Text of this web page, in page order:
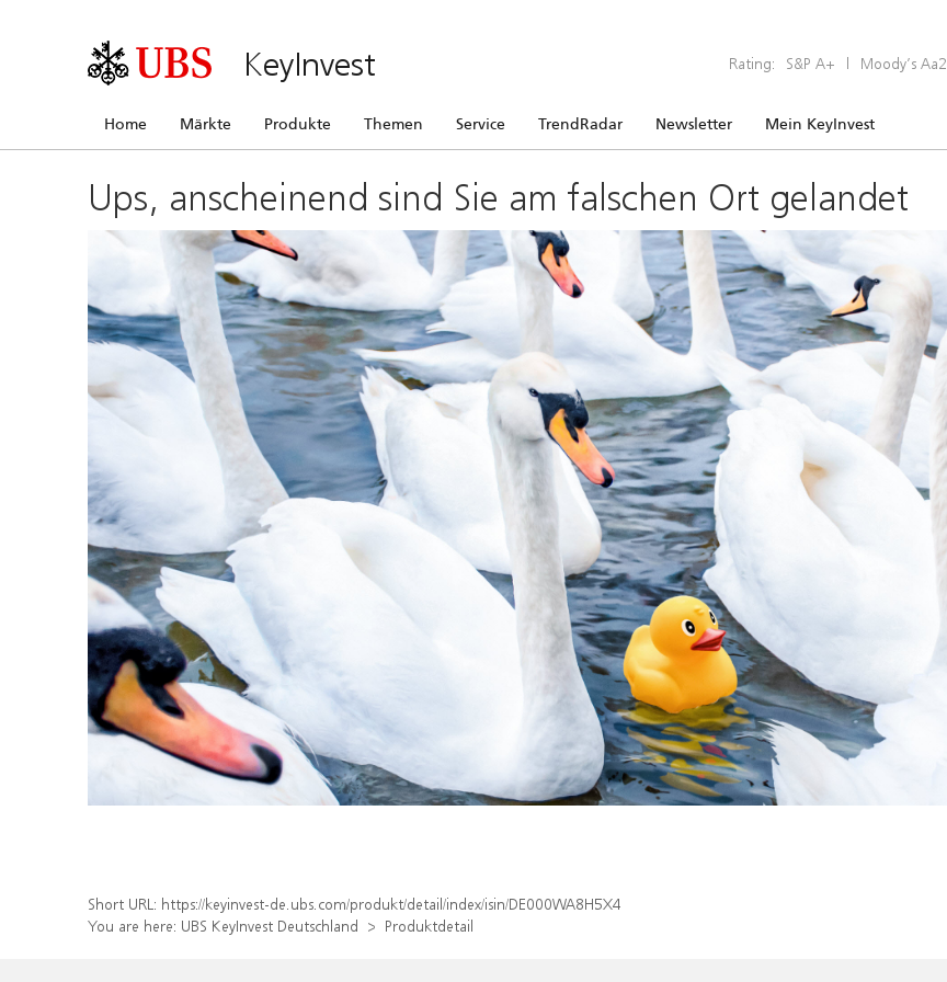
KeyInvest Rating: S&P A+ | Moody’s Aa2
Home Märkte Produkte Themen Service TrendRadar Newsletter Mein KeyInvest
Ups, anscheinend sind Sie am falschen Ort gelandet
Short URL: https://keyinvest-de.ubs.com/produkt/detail/index/isin/DE000WA8H5X4
You are here: UBS KeyInvest Deutschland Produktdetail